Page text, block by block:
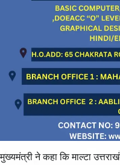
मुख्यमंत्री ने कहा कि माल्टा